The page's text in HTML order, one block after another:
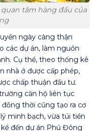
tâm hàng đầu của
ngày càng thận
các dự án, làm nguồn
Cụ thể, theo thống kê
nhà ở được cấp phép,
chấp thuận đầu tư.
căn hộ liên tục
thời cũng tạo ra cơ
minh bạch, vừa túi tiền
đến dự án Phú Đông